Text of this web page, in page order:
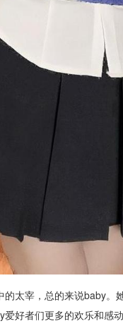
太宰，总的来说baby。
好者们更多的欢乐和感